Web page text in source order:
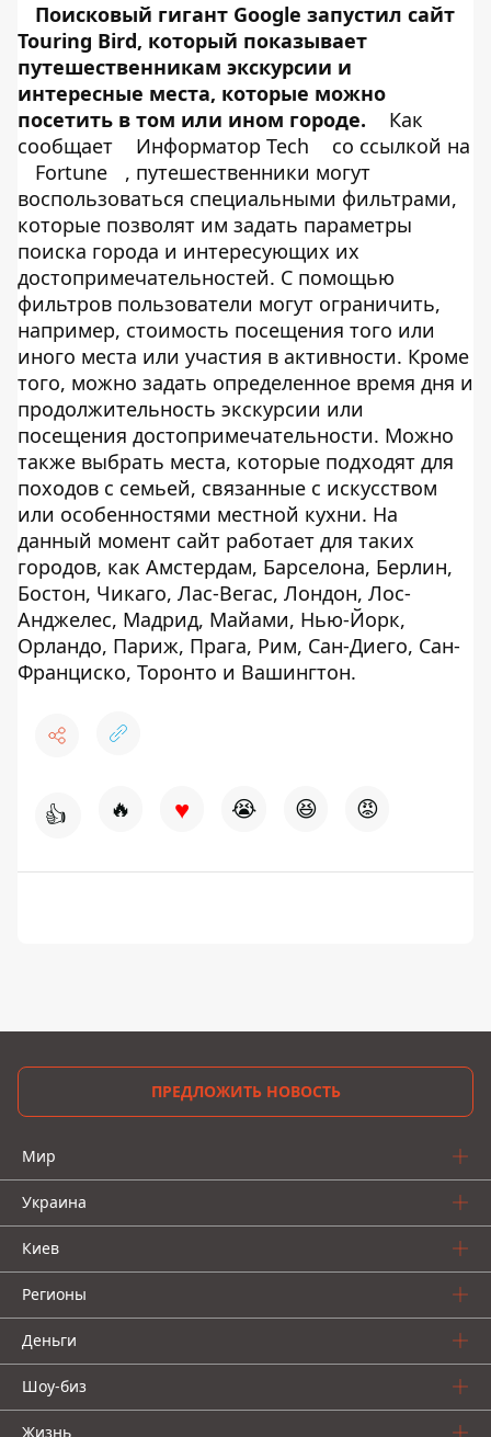
Поисковый гигант Google запустил сайт
Touring Bird, который показывает
путешественникам экскурсии и
интересные места, которые можно
посетить в том или ином городе.
Как
сообщает
Информатор Tech
со ссылкой на
Fortune
, путешественники могут
воспользоваться специальными фильтрами,
которые позволят им задать параметры
поиска города и интересующих их
достопримечательностей. С помощью
фильтров пользователи могут ограничить,
например, стоимость посещения того или
иного места или участия в активности. Кроме
того, можно задать определенное время дня и
продолжительность экскурсии или
посещения достопримечательности. Можно
также выбрать места, которые подходят для
походов с семьей, связанные с искусством
или особенностями местной кухни. На
данный момент сайт работает для таких
городов, как Амстердам, Барселона, Берлин,
Бостон, Чикаго, Лас-Вегас, Лондон, Лос-
Анджелес, Мадрид, Майами, Нью-Йорк,
Орландо, Париж, Прага, Рим, Сан-Диего, Сан-
Франциско, Торонто и Вашингтон.
👍 🔥 ♥ 😭 😆 😡
ПРЕДЛОЖИТЬ НОВОСТЬ
Мир
Украина
Киев
Регионы
Деньги
Шоу-биз
Жизнь